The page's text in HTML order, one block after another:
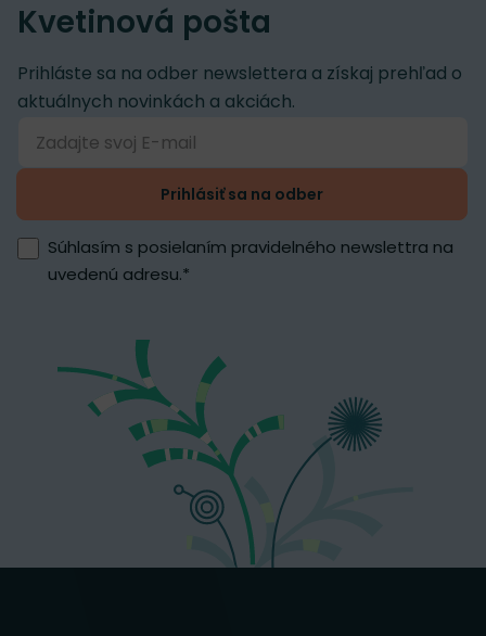
Kvetinová pošta
Prihláste sa na odber newslettera a získaj prehľad o
aktuálnych novinkách a akciách.
Prihlásiť sa na odber
Súhlasím s posielaním pravidelného newslettra na
uvedenú adresu.*